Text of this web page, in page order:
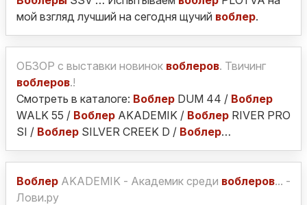
мой взгляд лучший на сегодня щучий воблер.
ОБЗОР с выставки новинок воблеров. Твичинг
воблеров.!
Смотреть в каталоге: Воблер DUM 44 / Воблер
WALK 55 / Воблер AKADEMIK / Воблер RIVER PRO
SI / Воблер SILVER CREEK D / Воблер…
Воблер AKADEMIK - Академик среди воблеров... -
Лови.ру